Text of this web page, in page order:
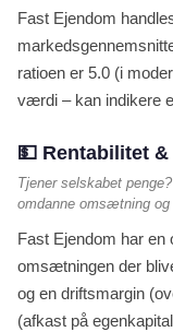
Fast Ejendom
ratioen er 5.0 (i
værdi – kan indikere
💵 Rentabilitet
Tjener selskabet
omdanne omsætning
Fast Ejendom har
omsætningen der
og en driftsmargin
(afkast på